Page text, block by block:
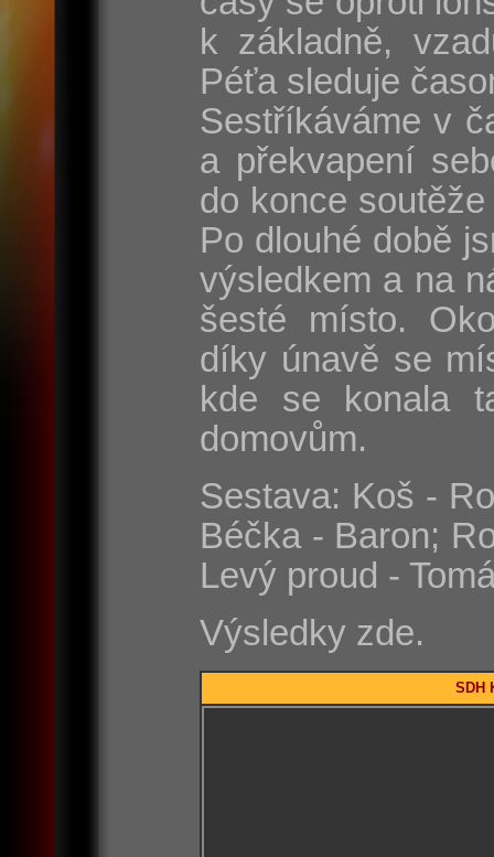
k základně,
Péťa sleduje
Sestříkáváme v
a překvapení
do konce
Po dlouhé době
výsledkem a na
šesté místo.
díky únavě se
kde se konala
domovům.
Sestava: Koš -
Béčka - Baron;
Levý proud -
Výsledky zde.
SDH